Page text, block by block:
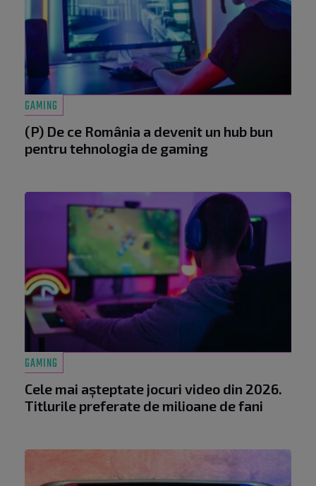
GAMING
(P) De ce România a devenit un hub bun
pentru tehnologia de gaming
GAMING
Cele mai așteptate jocuri video din 2026.
Titlurile preferate de milioane de fani